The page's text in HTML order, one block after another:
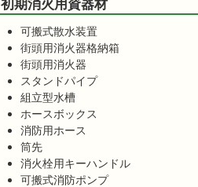
初期消火用資器材
可搬式散水装置
街頭用消火器格納箱
街頭用消火器
スタンドパイプ
組立型水槽
ホースボックス
消防用ホース
筒先
消火栓用キーハンドル
可搬式消防ポンプ